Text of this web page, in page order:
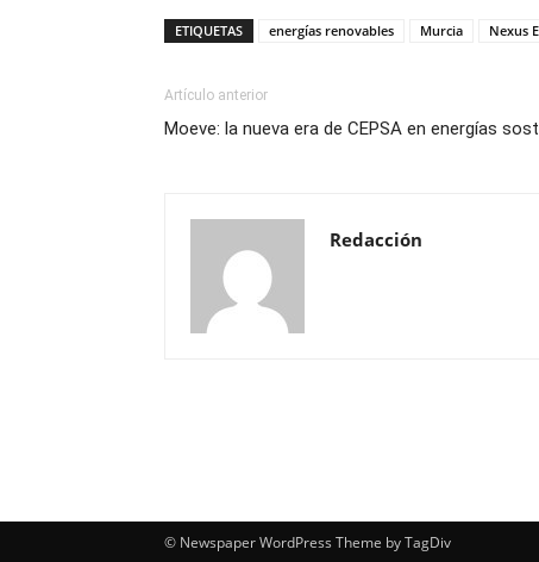
ETIQUETAS energías renovables Murcia Nexus
Artículo anterior
Moeve: la nueva era de CEPSA en energías
Redacción
© Newspaper WordPress Theme by TagDiv